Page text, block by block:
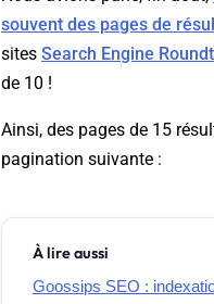
souvent des pages de
sites Search Engine
de 10 !
Ainsi, des pages de 15
pagination suivante :
À lire aussi
Goossips SEO :